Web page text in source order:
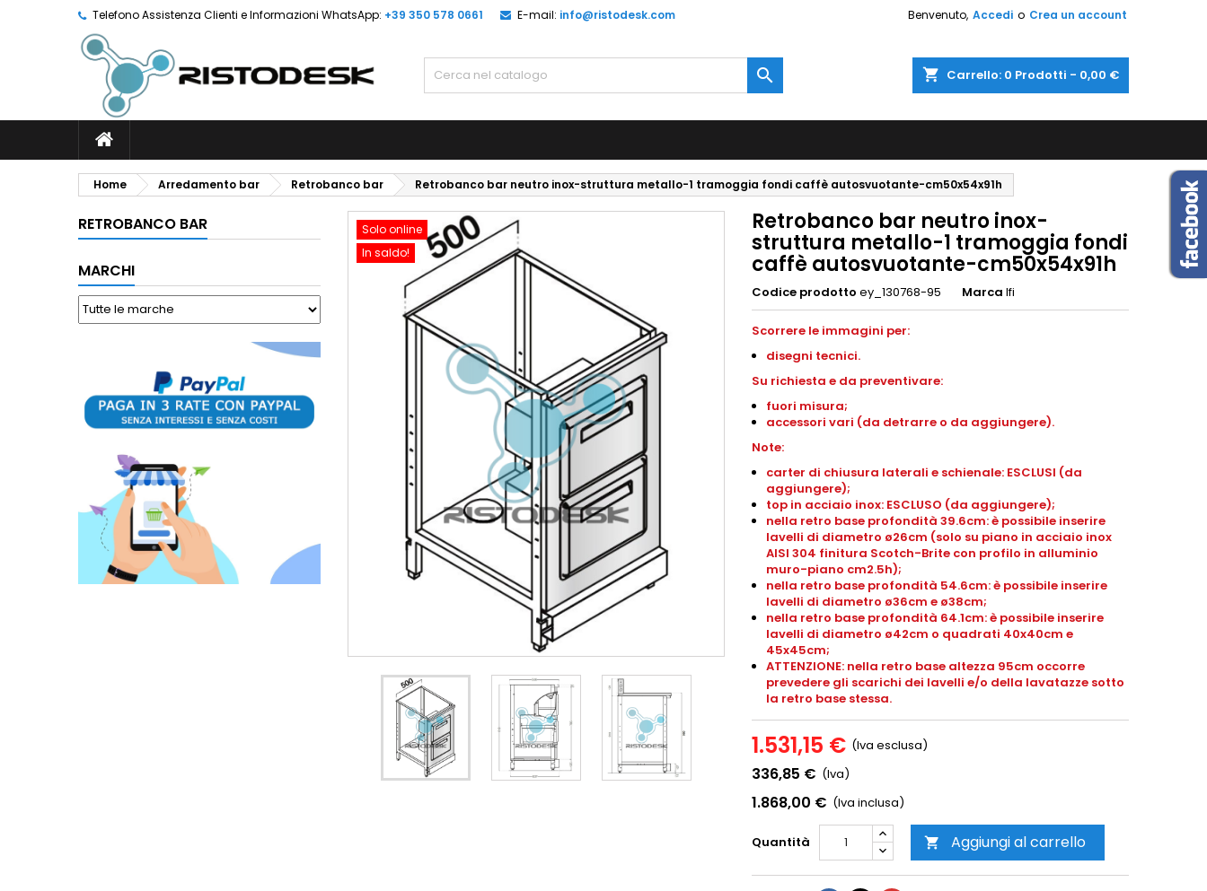
Telefono Assistenza Clienti e Informazioni WhatsApp: +39 350 578 0661 E-mail: info@ristodesk.com Benvenuto, Accedi o Crea un account
shopping_cart Carrello: 0 Prodotti - 0,00 €

Home Arredamento bar Retrobanco bar Retrobanco bar neutro inox-struttura metallo-1 tramoggia fondi caffè autosvuotante-cm50x54x91h
RETROBANCO BAR
MARCHI
Solo online
In saldo!
Retrobanco bar neutro inox-
struttura metallo-1 tramoggia fondi
caffè autosvuotante-cm50x54x91h
Codice prodotto ey_130768-95 Marca Ifi
Scorrere le immagini per:
disegni tecnici.
Su richiesta e da preventivare:
fuori misura;
accessori vari (da detrarre o da aggiungere).
Note:
carter di chiusura laterali e schienale: ESCLUSI (da
aggiungere);
top in acciaio inox: ESCLUSO (da aggiungere);
nella retro base profondità 39.6cm: è possibile inserire
lavelli di diametro ø26cm (solo su piano in acciaio inox
AISI 304 finitura Scotch-Brite con profilo in alluminio
muro-piano cm2.5h);
nella retro base profondità 54.6cm: è possibile inserire
lavelli di diametro ø36cm e ø38cm;
nella retro base profondità 64.1cm: è possibile inserire
lavelli di diametro ø42cm o quadrati 40x40cm e
45x45cm;
ATTENZIONE: nella retro base altezza 95cm occorre
prevedere gli scarichi dei lavelli e/o della lavatazze sotto
la retro base stessa.
1.531,15 € (Iva esclusa)
336,85 € (Iva)
1.868,00 € (Iva inclusa)
Quantità  Aggiungi al carrello